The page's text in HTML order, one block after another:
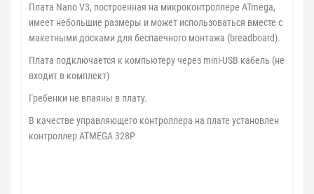
Плата Nano V3, построенная на микроконтроллере ATmega,
имеет небольшие размеры и может использоваться вместе с
макетными досками для беcпаечного монтажа (breadboard).
Плата подключается к компьютеру через mini-USB кабель (не
входит в комплект)
Гребенки не впаяны в плату.
В качестве управляющего контроллера на плате установлен
контроллер ATMEGA 328P